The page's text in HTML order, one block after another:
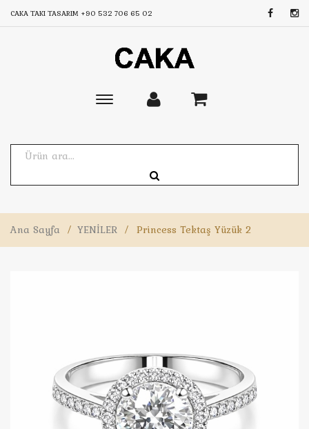
CAKA TAKI TASARIM +90 532 706 65 02
Toggle
Ana Sayfa / YENİLER / Princess Tektaş Yüzük 2